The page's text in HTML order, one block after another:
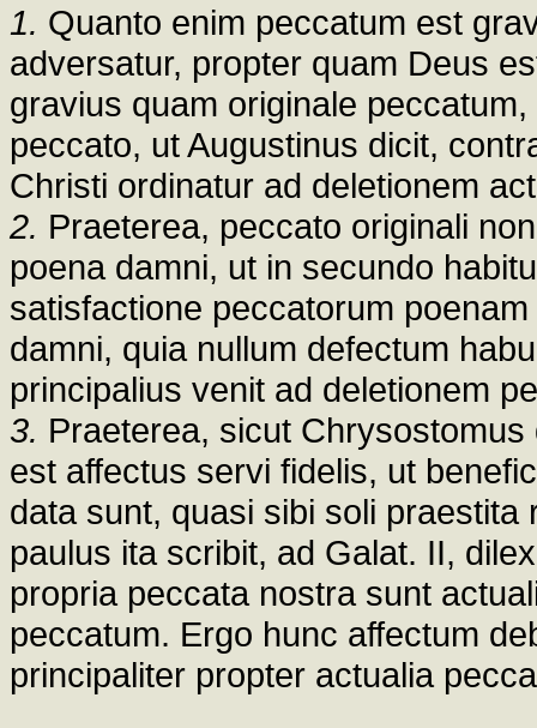
1. Quanto enim peccatum est
adversatur, propter quam Deus
gravius quam originale
peccato, ut Augustinus dicit,
Christi ordinatur ad deletionem
2. Praeterea, peccato originali
poena damni, ut in secundo
satisfactione peccatorum
damni, quia nullum defectum
principalius venit ad deletionem
3. Praeterea, sicut
est affectus servi fidelis, ut
data sunt, quasi sibi soli
paulus ita scribit, ad Galat. II,
propria peccata nostra sunt
peccatum. Ergo hunc affectum
principaliter propter actualia